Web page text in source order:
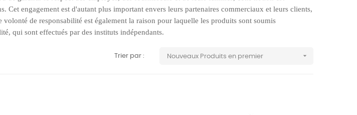
Cet engagement est d'autant plus important envers leurs partenaires commerciaux et leurs clients,
de responsabilité est également la raison pour laquelle les produits sont soumis
qui sont effectués par des instituts indépendants.
Trier par : Nouveaux Produits en premier 